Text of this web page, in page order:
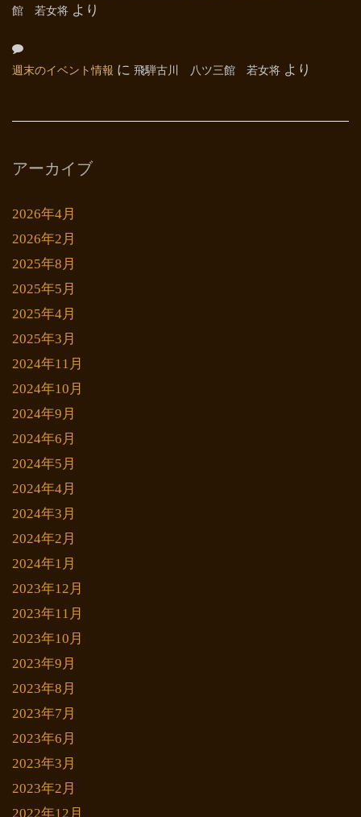
館 若女将 より
週末のイベント情報 に 飛騨古川 八ツ三館 若女将 より
アーカイブ
2026年4月
2026年2月
2025年8月
2025年5月
2025年4月
2025年3月
2024年11月
2024年10月
2024年9月
2024年6月
2024年5月
2024年4月
2024年3月
2024年2月
2024年1月
2023年12月
2023年11月
2023年10月
2023年9月
2023年8月
2023年7月
2023年6月
2023年3月
2023年2月
2022年12月